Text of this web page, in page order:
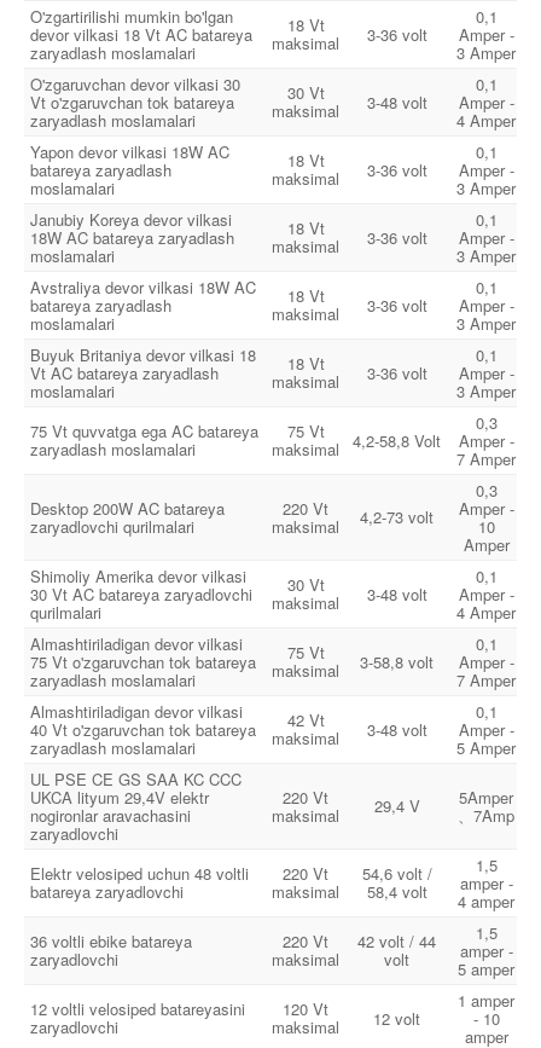
O'zgartirilishi mumkin bo'lgan
devor vilkasi 18 Vt AC batareya
zaryadlash moslamalari
18 Vt
maksimal 3-36 volt
0,1
Amper -
3 Amper
O'zgaruvchan devor vilkasi 30
Vt o'zgaruvchan tok batareya
zaryadlash moslamalari
30 Vt
maksimal 3-48 volt
0,1
Amper -
4 Amper
Yapon devor vilkasi 18W AC
batareya zaryadlash
moslamalari
18 Vt
maksimal 3-36 volt
0,1
Amper -
3 Amper
Janubiy Koreya devor vilkasi
18W AC batareya zaryadlash
moslamalari
18 Vt
maksimal 3-36 volt
0,1
Amper -
3 Amper
Avstraliya devor vilkasi 18W AC
batareya zaryadlash
moslamalari
18 Vt
maksimal 3-36 volt
0,1
Amper -
3 Amper
Buyuk Britaniya devor vilkasi 18
Vt AC batareya zaryadlash
moslamalari
18 Vt
maksimal 3-36 volt
0,1
Amper -
3 Amper
75 Vt quvvatga ega AC batareya
zaryadlash moslamalari
75 Vt
maksimal 4,2-58,8 Volt
0,3
Amper -
7 Amper
Desktop 200W AC batareya
zaryadlovchi qurilmalari
220 Vt
maksimal 4,2-73 volt
0,3
Amper -
10
Amper
Shimoliy Amerika devor vilkasi
30 Vt AC batareya zaryadlovchi
qurilmalari
30 Vt
maksimal 3-48 volt
0,1
Amper -
4 Amper
Almashtiriladigan devor vilkasi
75 Vt o'zgaruvchan tok batareya
zaryadlash moslamalari
75 Vt
maksimal 3-58,8 volt
0,1
Amper -
7 Amper
Almashtiriladigan devor vilkasi
40 Vt o'zgaruvchan tok batareya
zaryadlash moslamalari
42 Vt
maksimal 3-48 volt
0,1
Amper -
5 Amper
UL PSE CE GS SAA KC CCC
UKCA lityum 29,4V elektr
nogironlar aravachasini
zaryadlovchi
220 Vt
maksimal 29,4 V 5Amper
、7Amp
Elektr velosiped uchun 48 voltli
batareya zaryadlovchi
220 Vt
maksimal
54,6 volt /
58,4 volt
1,5
amper -
4 amper
36 voltli ebike batareya
zaryadlovchi
220 Vt
maksimal
42 volt / 44
volt
1,5
amper -
5 amper
12 voltli velosiped batareyasini
zaryadlovchi
120 Vt
maksimal 12 volt
1 amper
- 10
amper